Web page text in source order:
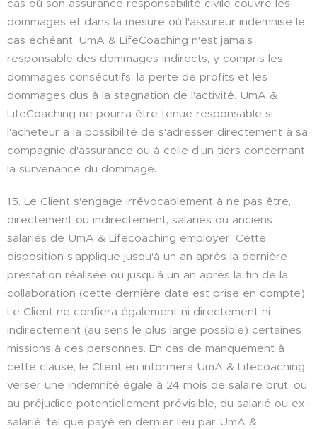
cas où son assurance responsabilité civile couvre les
dommages et dans la mesure où l'assureur indemnise le
cas échéant. UmA & LifeCoaching n'est jamais
responsable des dommages indirects, y compris les
dommages consécutifs, la perte de profits et les
dommages dus à la stagnation de l'activité. UmA &
LifeCoaching ne pourra être tenue responsable si
l'acheteur a la possibilité de s'adresser directement à sa
compagnie d'assurance ou à celle d'un tiers concernant
la survenance du dommage.
15. Le Client s'engage irrévocablement à ne pas être,
directement ou indirectement, salariés ou anciens
salariés de UmA & Lifecoaching employer. Cette
disposition s'applique jusqu'à un an après la dernière
prestation réalisée ou jusqu'à un an après la fin de la
collaboration (cette dernière date est prise en compte).
Le Client ne confiera également ni directement ni
indirectement (au sens le plus large possible) certaines
missions à ces personnes. En cas de manquement à
cette clause, le Client en informera UmA & Lifecoaching
verser une indemnité égale à 24 mois de salaire brut, ou
au préjudice potentiellement prévisible, du salarié ou ex-
salarié, tel que payé en dernier lieu par UmA &